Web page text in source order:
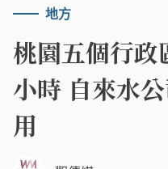
地方
桃園五個行
小時 自來水
用